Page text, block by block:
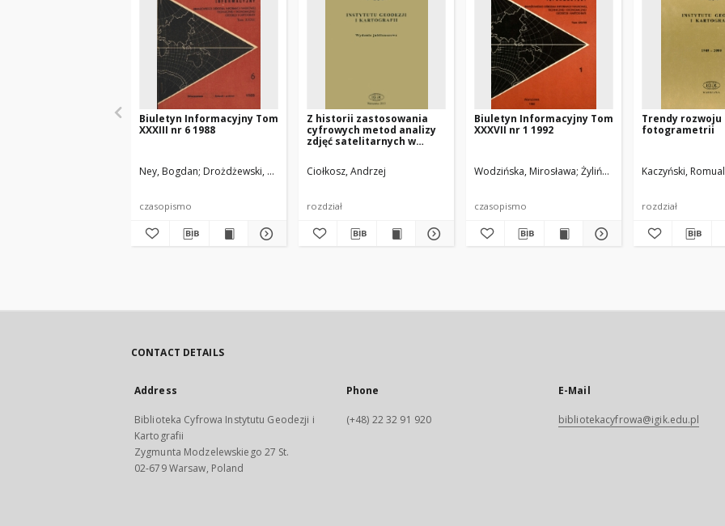
Biuletyn Informacyjny Tom
XXXIII nr 6 1988
Ney, Bogdan Drożdżewski, Zbigniew Kowalska, Małgorata Fedorowicz-Jackowski, Witold Domański, Jacek Kędziora,
czasopismo
Z historii zastosowania
cyfrowych metod analizy
zdjęć satelitarnych w
Kartografii
Ciołkosz, Andrzej
rozdział
Biuletyn Informacyjny Tom
XXXVII nr 1 1992
Wodzińska, Mirosława Żyliński, Andrzej
czasopismo
Trendy rozwoju
fotogrametrii
Kaczyński,
rozdział
CONTACT DETAILS
Address
Biblioteka Cyfrowa Instytutu Geodezji i
Kartografii
Zygmunta Modzelewskiego 27 St.
02-679 Warsaw, Poland
Phone
(+48) 22 32 91 920
E-Mail
bibliotekacyfrowa@igik.edu.pl